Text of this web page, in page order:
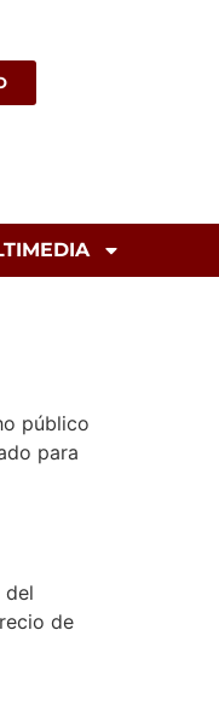
público
para
del
de